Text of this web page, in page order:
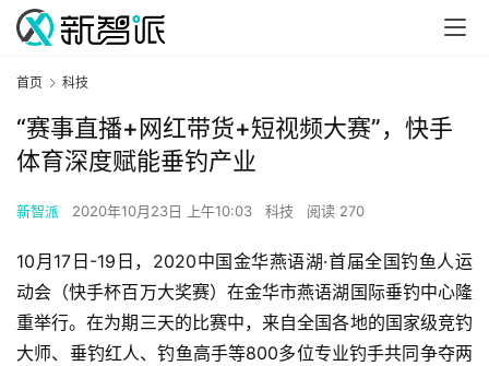
首页 科技
“赛事直播+网红带货+短视频大赛”，快手
体育深度赋能垂钓产业
新智派 2020年10月23日 上午10:03 科技 阅读 270
10月17日-19日，2020中国金华燕语湖·首届全国钓鱼人运
动会（快手杯百万大奖赛）在金华市燕语湖国际垂钓中心隆
重举行。在为期三天的比赛中，来自全国各地的国家级竞钓
大师、垂钓红人、钓鱼高手等800多位专业钓手共同争夺两